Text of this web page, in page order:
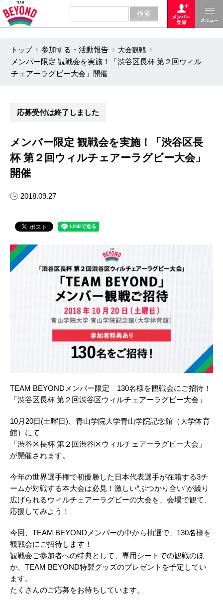
トップ 参加する・活動報告
大会観戦
メンバー限定 観戦会を実施！「渋谷区長杯 第２回ウィル
チェアーラグビー大会」開催
応募受付は終了しました
メンバー限定 観戦会を実施！「渋谷区長
杯 第２回ウィルチェアーラグビー大会」
開催
2018.09.27
TEAM BEYONDメンバー限定 130名様を観戦会にご招待！
「渋谷区長杯 第２回渋谷区ウィルチェアーラグビー大会」
10月20日(土曜日)、青山学院大学青山学院記念館（大学体育
館）にて
「渋谷区長杯 第２回渋谷区ウィルチェアーラグビー大会」
が開催されます。
今年の世界選手権で初優勝した日本代表選手が在籍する3チ
ームが対戦する本大会は必見！激しい“ぶつかり合い”が繰り
広げられるウィルチェアーラグビーの大会を、会場で観て、
応援してみよう！
今回、TEAM BEYONDメンバーの中から抽選で、130名様を
観戦会にご招待します！
観戦会ご参加者への特典として、専用シートでの観戦のほ
か、TEAM BEYOND特製グッズのプレゼントを予定してい
ます。
たくさんのご応募をお待ちしています。